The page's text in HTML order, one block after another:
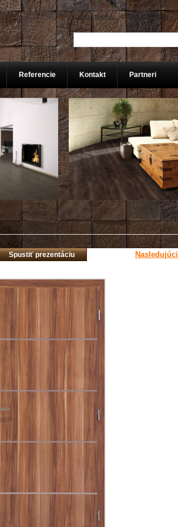
Spustiť prezentáciu Nasledujúci
Referencie Kontakt Partneri
Úvodná stránka Mapa stránok